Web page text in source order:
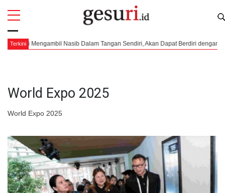
Terkini
Mengambil Nasib Dalam Tangan Sendiri, Akan Dapat Berdiri dengan Kuat
World Expo 2025
World Expo 2025
All